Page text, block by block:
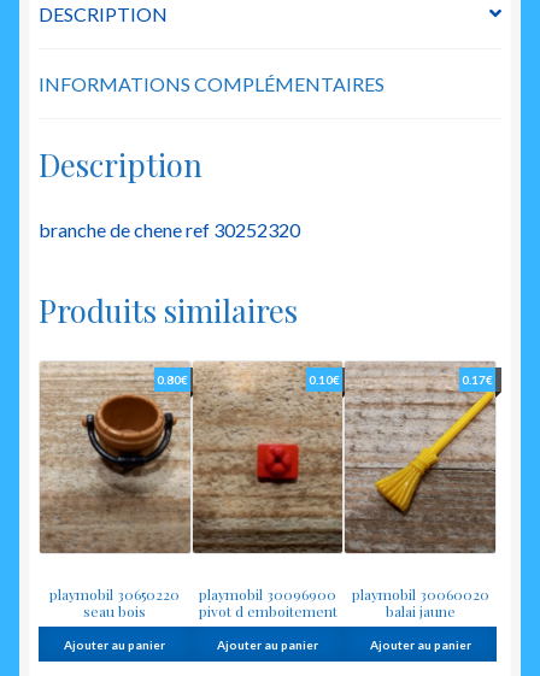
DESCRIPTION
INFORMATIONS COMPLÉMENTAIRES
Description
branche de chene ref 30252320
Produits similaires
playmobil 30650220
seau bois
0.80€
Ajouter au panier
playmobil 30096900
pivot d emboitement
0.10€
Ajouter au panier
playmobil 30060020
balai jaune
0.17€
Ajouter au panier